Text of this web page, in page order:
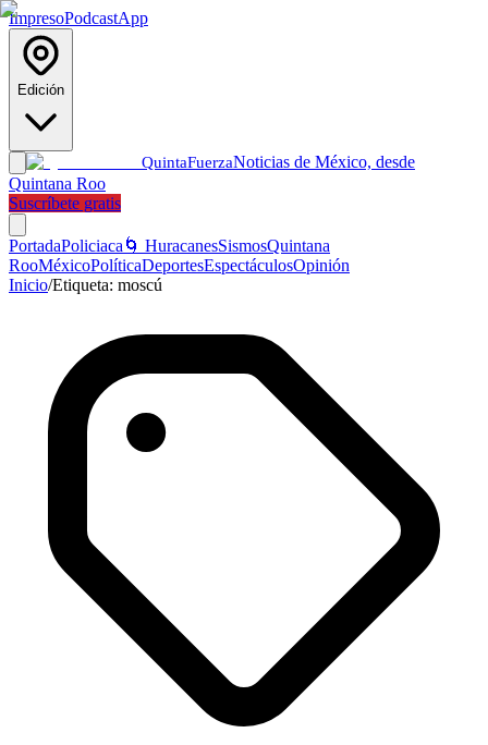
ImpresoPodcastApp
Edición
QuintaFuerzaNoticias de México, desde
Quintana Roo
Suscríbete gratis
PortadaPoliciaca 🌀 HuracanesSismosQuintana
RooMéxicoPolíticaDeportesEspectáculosOpinión
Inicio/Etiqueta: moscú